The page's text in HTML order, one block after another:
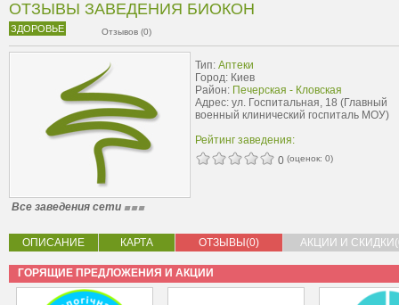
ОТЗЫВЫ ЗАВЕДЕНИЯ БИОКОН
ЗДОРОВЬЕ Отзывов (0)
Тип: Аптеки
Город: Киев
Район: Печерская - Кловская
Адрес: ул. Госпитальная, 18 (Главный
военный клинический госпиталь МОУ)
Рейтинг заведения:
0 (оценок: 0)
Все заведения сети
ОПИСАНИЕ КАРТА ОТЗЫВЫ(0) АКЦИИ И
ГОРЯЩИЕ ПРЕДЛОЖЕНИЯ И АКЦИИ